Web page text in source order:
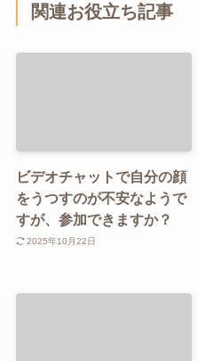
関連お役立ち記事
ビデオチャットで自分の顔
をうつすのが不安なようで
すが、参加できますか？
2025年10月22日